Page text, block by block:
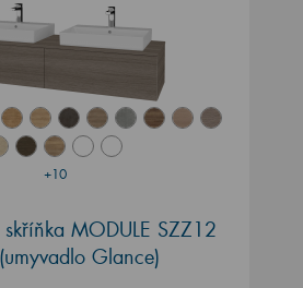
+10
MODULE SZZ12
(umyvadlo Glance)